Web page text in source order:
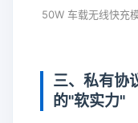
50W 车载无线快充
三、私有协
的"软实力"